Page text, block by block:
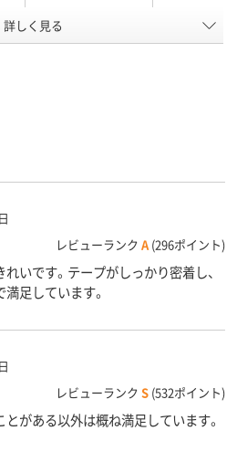
使い切り 使い切り
詳しく見る
レビューランク A (296ポイント)
いです。テープがしっかり密着し、
足しています。
レビューランク S (532ポイント)
がある以外は概ね満足しています。